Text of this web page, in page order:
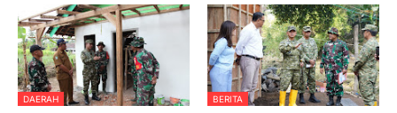
DAERAH BERITA